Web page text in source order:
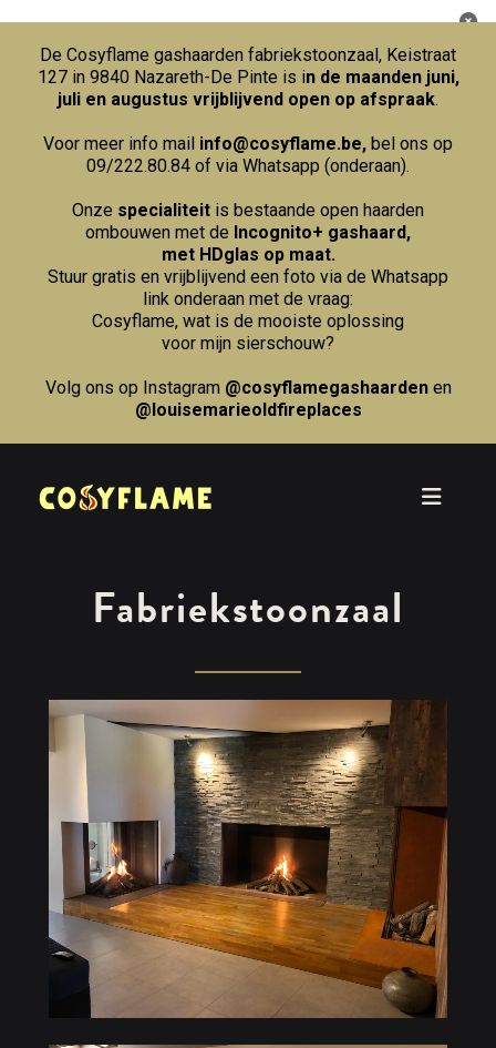
De Cosyflame gashaarden fabriekstoonzaal, Keistraat
127 in 9840 Nazareth-De Pinte is in de maanden juni,
juli en augustus vrijblijvend open op afspraak.
Voor meer info mail info@cosyflame.be, bel ons op
09/222.80.84 of via Whatsapp (onderaan).
Onze specialiteit is bestaande open haarden
ombouwen met de Incognito+ gashaard,
met HDglas op maat.
Stuur gratis en vrijblijvend een foto via de Whatsapp
link onderaan met de vraag:
Cosyflame, wat is de mooiste oplossing
voor mijn sierschouw?
Volg ons op Instagram @cosyflamegashaardenen
@louisemarieoldfireplaces
Fabriekstoonzaal